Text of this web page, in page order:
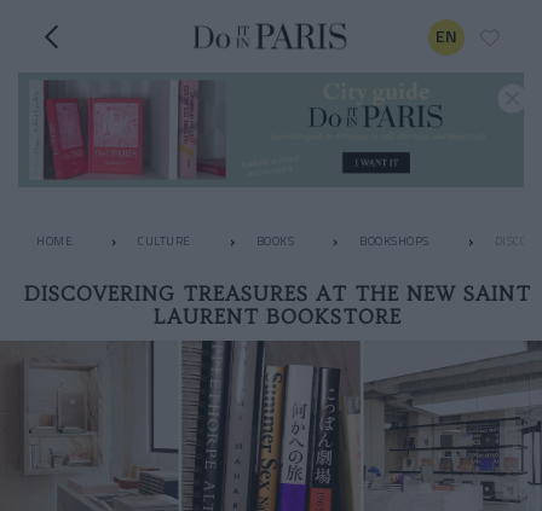
EN
HOME CULTURE BOOKS BOOKSHOPS
DISCOVERING TREASURES AT THE NEW SAINT
LAURENT BOOKSTORE